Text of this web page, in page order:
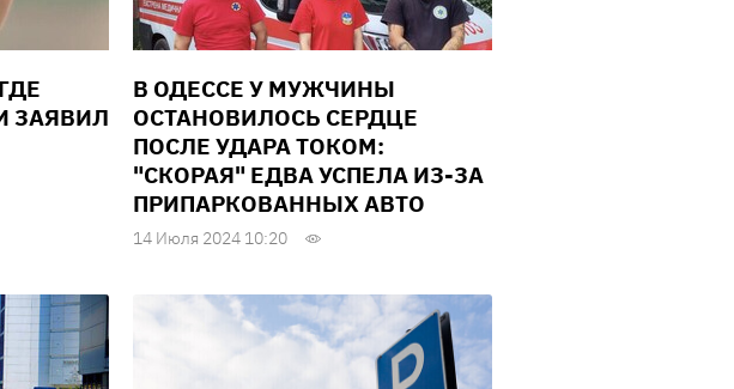
ЗАЯВИЛ
В ОДЕССЕ У МУЖЧИНЫ
ОСТАНОВИЛОСЬ СЕРДЦЕ
ПОСЛЕ УДАРА ТОКОМ:
"СКОРАЯ" ЕДВА УСПЕЛА ИЗ-ЗА
ПРИПАРКОВАННЫХ АВТО
14 Июля 2024 10:20